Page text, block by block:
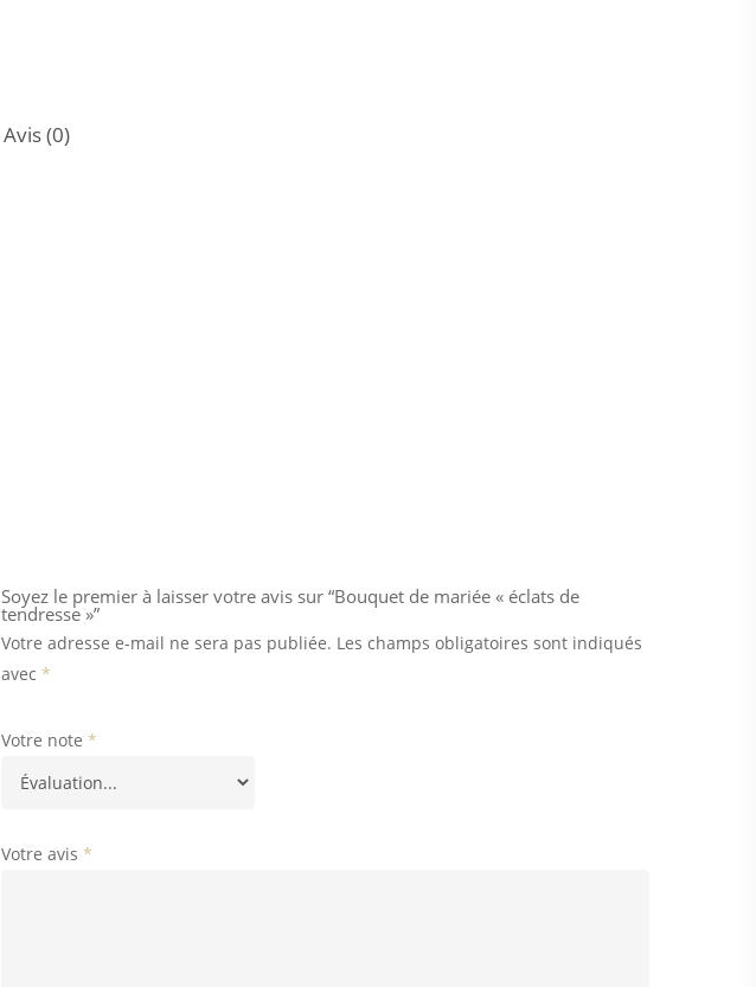
Avis (0)
Soyez le premier à laisser votre avis sur “Bouquet de mariée « éclats de
tendresse »”
Votre adresse e-mail ne sera pas publiée. Les champs obligatoires sont indiqués
avec *
Votre note *
Votre avis *